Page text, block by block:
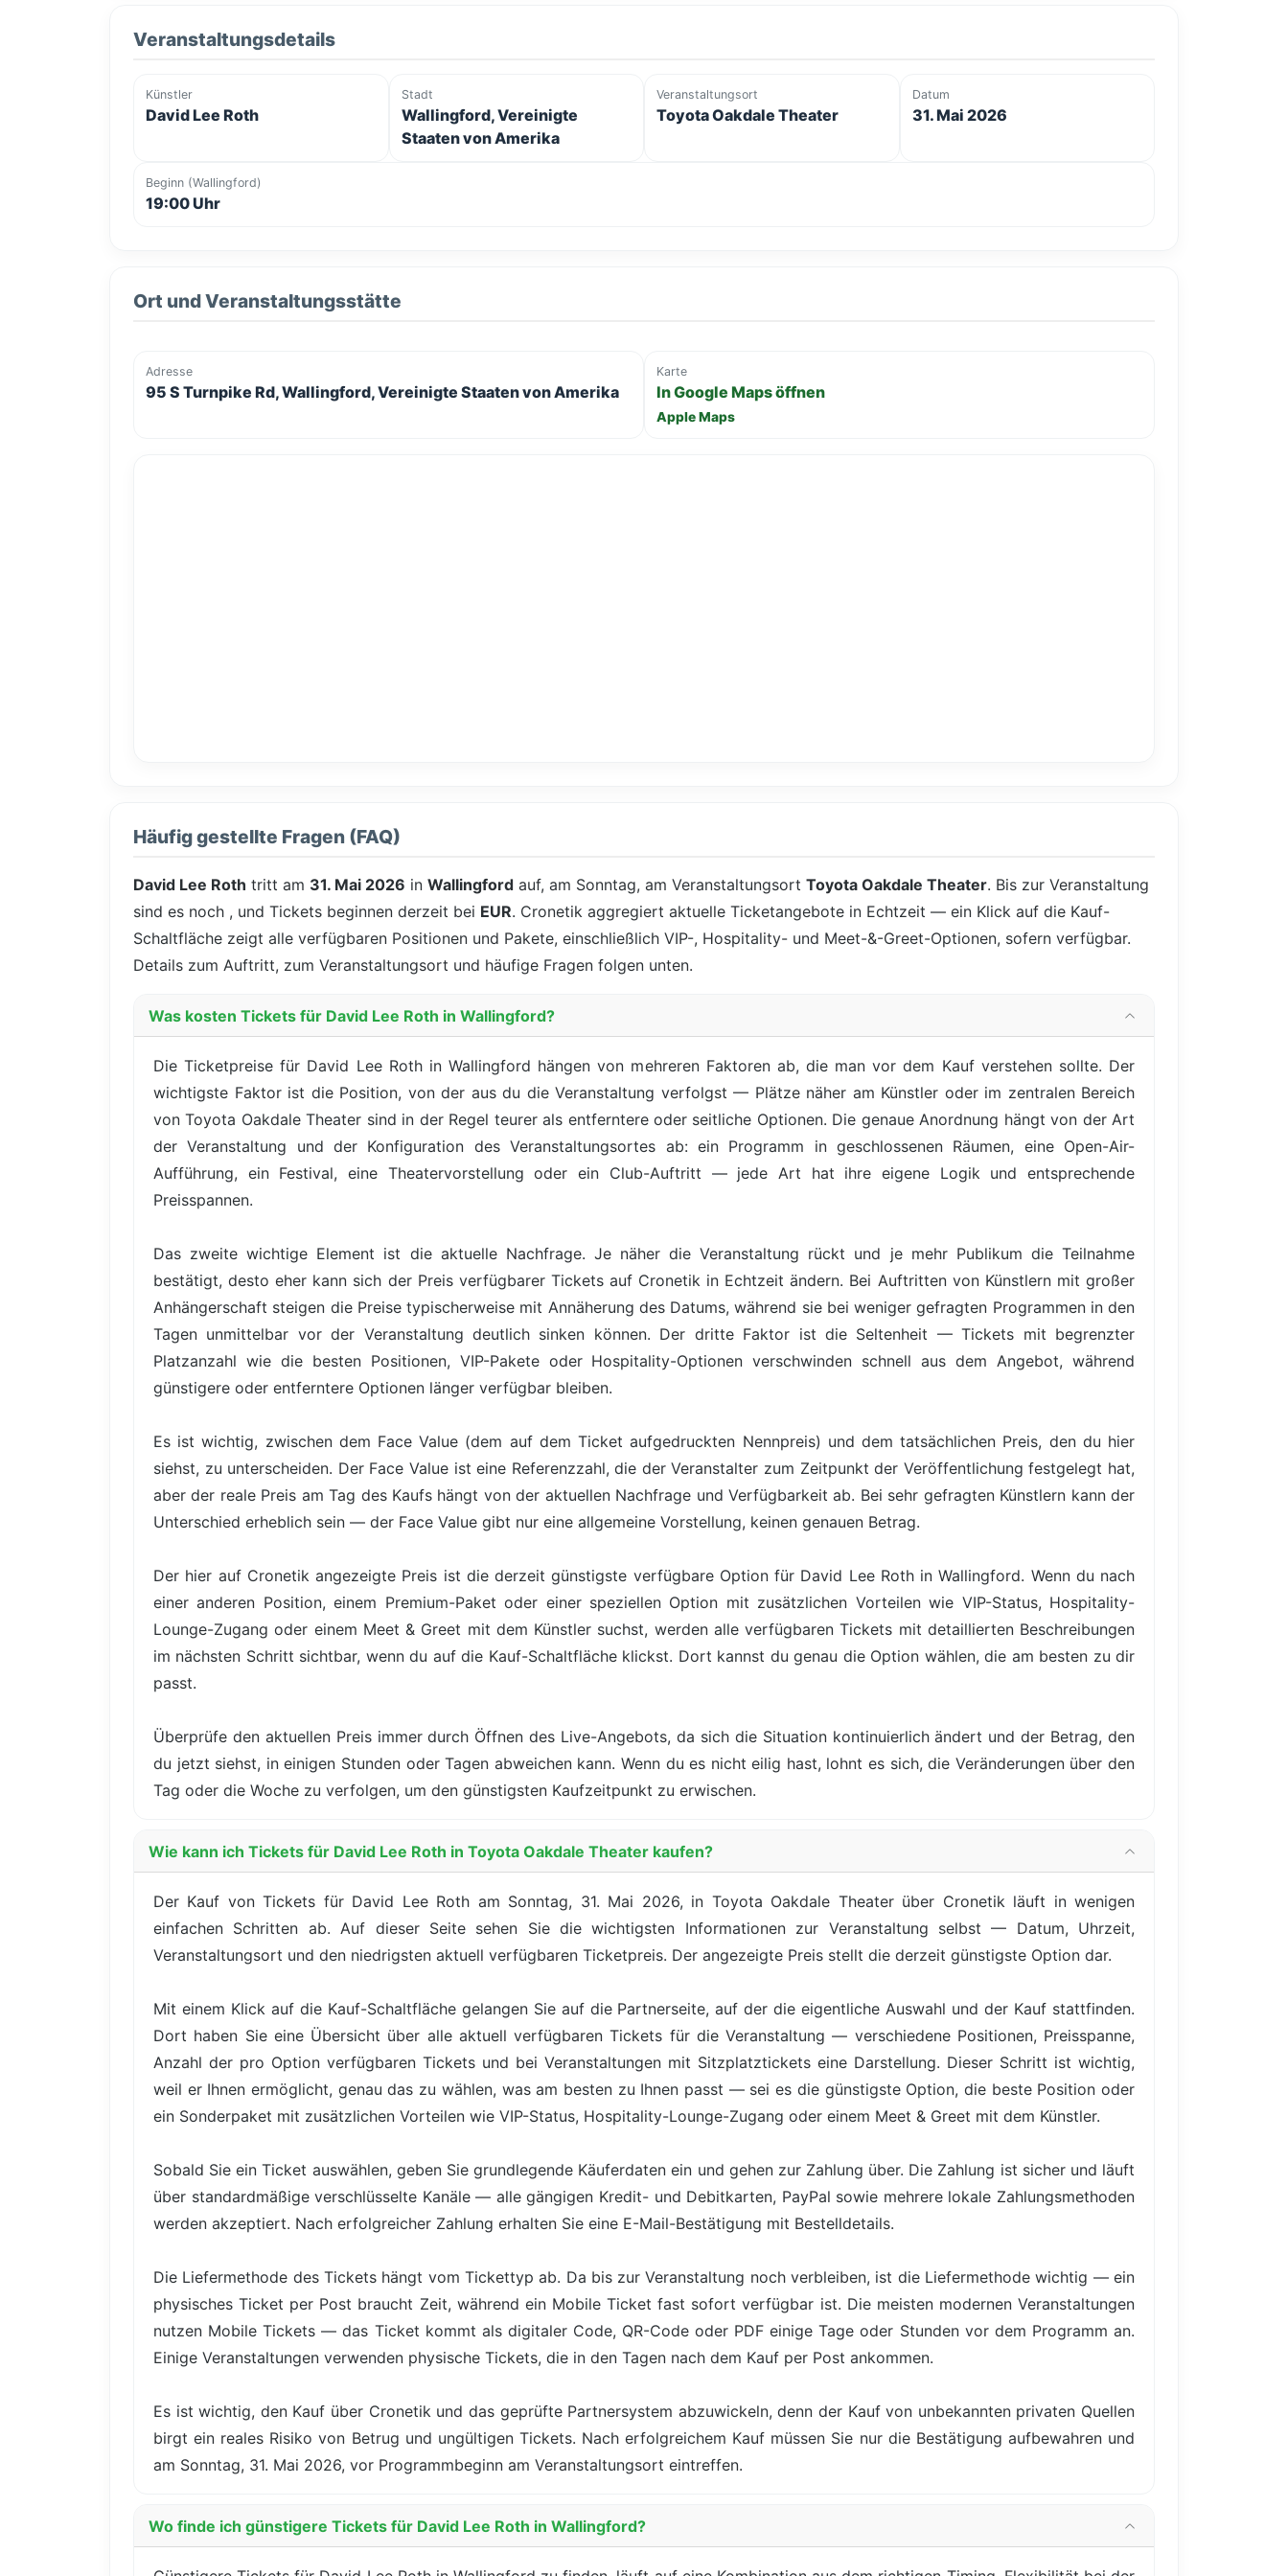
Veranstaltungsdetails
Künstler
David Lee Roth
Stadt
Wallingford, Vereinigte
Staaten von Amerika
Veranstaltungsort
Toyota Oakdale Theater
Datum
31. Mai 2026
Beginn (Wallingford)
19:00 Uhr
Ort und Veranstaltungsstätte
Adresse
95 S Turnpike Rd, Wallingford, Vereinigte Staaten von Amerika
Karte
In Google Maps öffnen
Apple Maps
Häufig gestellte Fragen (FAQ)
David Lee Roth tritt am 31. Mai 2026 in Wallingford auf, am Sonntag, am Veranstaltungsort Toyota Oakdale Theater. Bis zur Veranstaltung
sind es noch , und Tickets beginnen derzeit bei EUR. Cronetik aggregiert aktuelle Ticketangebote in Echtzeit — ein Klick auf die Kauf-
Schaltfläche zeigt alle verfügbaren Positionen und Pakete, einschließlich VIP-, Hospitality- und Meet-&-Greet-Optionen, sofern verfügbar.
Details zum Auftritt, zum Veranstaltungsort und häufige Fragen folgen unten.
Was kosten Tickets für David Lee Roth in Wallingford?
Die Ticketpreise für David Lee Roth in Wallingford hängen von mehreren Faktoren ab, die man vor dem Kauf verstehen sollte. Der
wichtigste Faktor ist die Position, von der aus du die Veranstaltung verfolgst — Plätze näher am Künstler oder im zentralen Bereich
von Toyota Oakdale Theater sind in der Regel teurer als entferntere oder seitliche Optionen. Die genaue Anordnung hängt von der Art
der Veranstaltung und der Konfiguration des Veranstaltungsortes ab: ein Programm in geschlossenen Räumen, eine Open-Air-
Aufführung, ein Festival, eine Theatervorstellung oder ein Club-Auftritt — jede Art hat ihre eigene Logik und entsprechende
Preisspannen.
Das zweite wichtige Element ist die aktuelle Nachfrage. Je näher die Veranstaltung rückt und je mehr Publikum die Teilnahme
bestätigt, desto eher kann sich der Preis verfügbarer Tickets auf Cronetik in Echtzeit ändern. Bei Auftritten von Künstlern mit großer
Anhängerschaft steigen die Preise typischerweise mit Annäherung des Datums, während sie bei weniger gefragten Programmen in den
Tagen unmittelbar vor der Veranstaltung deutlich sinken können. Der dritte Faktor ist die Seltenheit — Tickets mit begrenzter
Platzanzahl wie die besten Positionen, VIP-Pakete oder Hospitality-Optionen verschwinden schnell aus dem Angebot, während
günstigere oder entferntere Optionen länger verfügbar bleiben.
Es ist wichtig, zwischen dem Face Value (dem auf dem Ticket aufgedruckten Nennpreis) und dem tatsächlichen Preis, den du hier
siehst, zu unterscheiden. Der Face Value ist eine Referenzzahl, die der Veranstalter zum Zeitpunkt der Veröffentlichung festgelegt hat,
aber der reale Preis am Tag des Kaufs hängt von der aktuellen Nachfrage und Verfügbarkeit ab. Bei sehr gefragten Künstlern kann der
Unterschied erheblich sein — der Face Value gibt nur eine allgemeine Vorstellung, keinen genauen Betrag.
Der hier auf Cronetik angezeigte Preis ist die derzeit günstigste verfügbare Option für David Lee Roth in Wallingford. Wenn du nach
einer anderen Position, einem Premium-Paket oder einer speziellen Option mit zusätzlichen Vorteilen wie VIP-Status, Hospitality-
Lounge-Zugang oder einem Meet & Greet mit dem Künstler suchst, werden alle verfügbaren Tickets mit detaillierten Beschreibungen
im nächsten Schritt sichtbar, wenn du auf die Kauf-Schaltfläche klickst. Dort kannst du genau die Option wählen, die am besten zu dir
passt.
Überprüfe den aktuellen Preis immer durch Öffnen des Live-Angebots, da sich die Situation kontinuierlich ändert und der Betrag, den
du jetzt siehst, in einigen Stunden oder Tagen abweichen kann. Wenn du es nicht eilig hast, lohnt es sich, die Veränderungen über den
Tag oder die Woche zu verfolgen, um den günstigsten Kaufzeitpunkt zu erwischen.
Wie kann ich Tickets für David Lee Roth in Toyota Oakdale Theater kaufen?
Der Kauf von Tickets für David Lee Roth am Sonntag, 31. Mai 2026, in Toyota Oakdale Theater über Cronetik läuft in wenigen
einfachen Schritten ab. Auf dieser Seite sehen Sie die wichtigsten Informationen zur Veranstaltung selbst — Datum, Uhrzeit,
Veranstaltungsort und den niedrigsten aktuell verfügbaren Ticketpreis. Der angezeigte Preis stellt die derzeit günstigste Option dar.
Mit einem Klick auf die Kauf-Schaltfläche gelangen Sie auf die Partnerseite, auf der die eigentliche Auswahl und der Kauf stattfinden.
Dort haben Sie eine Übersicht über alle aktuell verfügbaren Tickets für die Veranstaltung — verschiedene Positionen, Preisspanne,
Anzahl der pro Option verfügbaren Tickets und bei Veranstaltungen mit Sitzplatztickets eine Darstellung. Dieser Schritt ist wichtig,
weil er Ihnen ermöglicht, genau das zu wählen, was am besten zu Ihnen passt — sei es die günstigste Option, die beste Position oder
ein Sonderpaket mit zusätzlichen Vorteilen wie VIP-Status, Hospitality-Lounge-Zugang oder einem Meet & Greet mit dem Künstler.
Sobald Sie ein Ticket auswählen, geben Sie grundlegende Käuferdaten ein und gehen zur Zahlung über. Die Zahlung ist sicher und läuft
über standardmäßige verschlüsselte Kanäle — alle gängigen Kredit- und Debitkarten, PayPal sowie mehrere lokale Zahlungsmethoden
werden akzeptiert. Nach erfolgreicher Zahlung erhalten Sie eine E-Mail-Bestätigung mit Bestelldetails.
Die Liefermethode des Tickets hängt vom Tickettyp ab. Da bis zur Veranstaltung noch verbleiben, ist die Liefermethode wichtig — ein
physisches Ticket per Post braucht Zeit, während ein Mobile Ticket fast sofort verfügbar ist. Die meisten modernen Veranstaltungen
nutzen Mobile Tickets — das Ticket kommt als digitaler Code, QR-Code oder PDF einige Tage oder Stunden vor dem Programm an.
Einige Veranstaltungen verwenden physische Tickets, die in den Tagen nach dem Kauf per Post ankommen.
Es ist wichtig, den Kauf über Cronetik und das geprüfte Partnersystem abzuwickeln, denn der Kauf von unbekannten privaten Quellen
birgt ein reales Risiko von Betrug und ungültigen Tickets. Nach erfolgreichem Kauf müssen Sie nur die Bestätigung aufbewahren und
am Sonntag, 31. Mai 2026, vor Programmbeginn am Veranstaltungsort eintreffen.
Wo finde ich günstigere Tickets für David Lee Roth in Wallingford?